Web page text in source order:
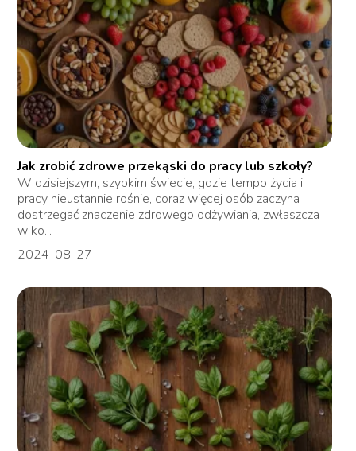
Jak zrobić zdrowe przekąski do pracy lub szkoły?
W dzisiejszym, szybkim świecie, gdzie tempo życia i
pracy nieustannie rośnie, coraz więcej osób zaczyna
dostrzegać znaczenie zdrowego odżywiania, zwłaszcza
w ko...
2024-08-27